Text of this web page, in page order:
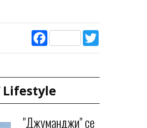
Facebook
Lifestyle
"Джуманджи" се